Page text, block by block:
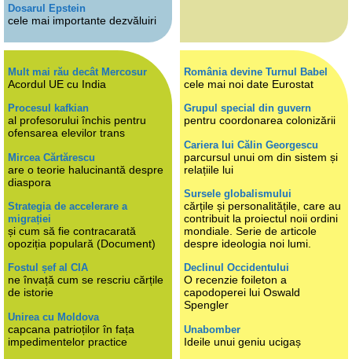
Dosarul Epstein
cele mai importante dezvăluiri
Mult mai rău decât Mercosur
Acordul UE cu India
Procesul kafkian
al profesorului închis pentru
ofensarea elevilor trans
Mircea Cărtărescu
are o teorie halucinantă despre
diaspora
Strategia de accelerare a
migrației
și cum să fie contracarată
opoziția populară (Document)
Fostul șef al CIA
ne învață cum se rescriu cărțile
de istorie
Unirea cu Moldova
capcana patrioților în fața
impedimentelor practice
România devine Turnul Babel
cele mai noi date Eurostat
Grupul special din guvern
pentru coordonarea colonizării
Cariera lui Călin Georgescu
parcursul unui om din sistem și
relațiile lui
Sursele globalismului
cărțile și personalitățile, care au
contribuit la proiectul noii ordini
mondiale. Serie de articole
despre ideologia noi lumi.
Declinul Occidentului
O recenzie foileton a
capodoperei lui Oswald
Spengler
Unabomber
Ideile unui geniu ucigaș